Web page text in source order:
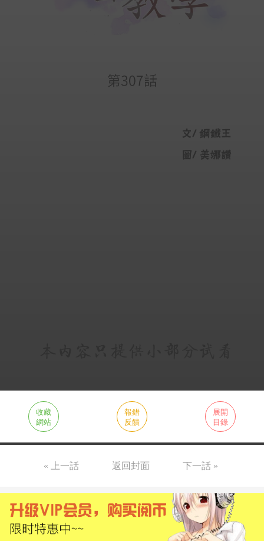
收藏
網站
報錯
反饋
展開
目錄
« 上一話 返回封面 下一話 »